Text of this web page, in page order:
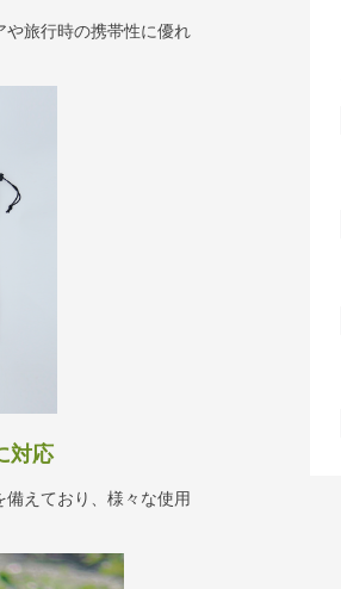
や旅行時の携帯性に優れ
対応
えており、様々な使用